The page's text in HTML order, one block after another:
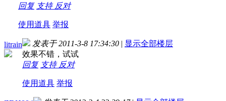
回复 支持 反对
使用道具 举报
litrain 发表于 2011-3-8 17:34:30 | 显示全部楼层
效果不错，试试
回复 支持 反对
使用道具 举报